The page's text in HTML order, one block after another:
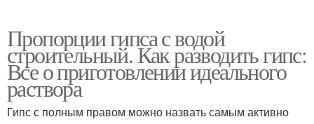
Пропорции гипса с водой
строительный. Как разводить гипс:
Все о приготовлении идеального
раствора
Гипс с полным правом можно назвать самым активно